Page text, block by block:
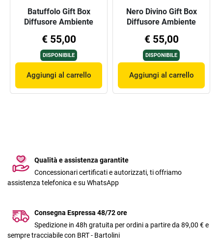
Batuffolo Gift Box
Diffusore Ambiente
100ml
€ 55,00
DISPONIBILE
Aggiungi al carrello
Nero Divino Gift Box
Diffusore Ambiente
100ml
€ 55,00
DISPONIBILE
Aggiungi al carrello
Qualità e assistenza garantite
Concessionari certificati e autorizzati, ti offriamo
assistenza telefonica e su WhatsApp
Consegna Espressa 48/72 ore
Spedizione in 48h gratuita per ordini a partire da 89,00 € e
sempre tracciabile con BRT - Bartolini